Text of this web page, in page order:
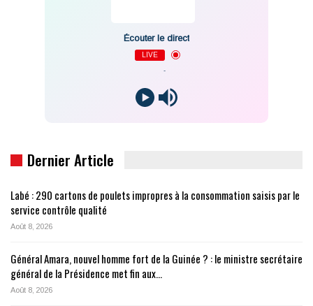
Écouter le direct
LIVE
Dernier Article
Labé : 290 cartons de poulets impropres à la consommation saisis par le
service contrôle qualité
Août 8, 2026
Général Amara, nouvel homme fort de la Guinée ? : le ministre secrétaire
général de la Présidence met fin aux…
Août 8, 2026